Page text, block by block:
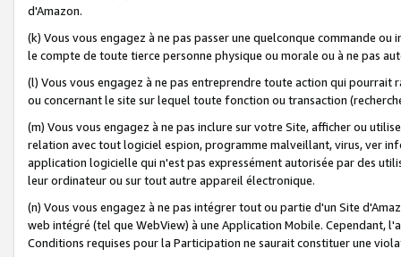
d'Amazon.
(k) Vous vous engagez à ne pas passer une quelconque commande
le compte de toute tierce personne physique ou morale ou à ne pas
(l) Vous vous engagez à ne pas entreprendre toute action qui
ou concernant le site sur lequel toute fonction ou transaction
(m) Vous vous engagez à ne pas inclure sur votre Site, afficher ou
relation avec tout logiciel espion, programme malveillant, virus, ver
application logicielle qui n'est pas expressément autorisée par des
leur ordinateur ou sur tout autre appareil électronique.
(n) Vous vous engagez à ne pas intégrer tout ou partie d'un Site
web intégré (tel que WebView) à une Application Mobile. Cependant,
Conditions requises pour la Participation ne saurait constituer une